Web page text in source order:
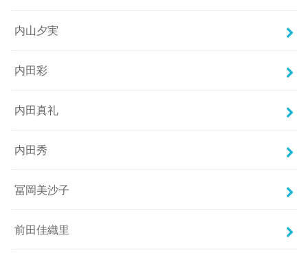
内山夕実
内田彩
内田真礼
内田秀
冨岡美沙子
前田佳織里